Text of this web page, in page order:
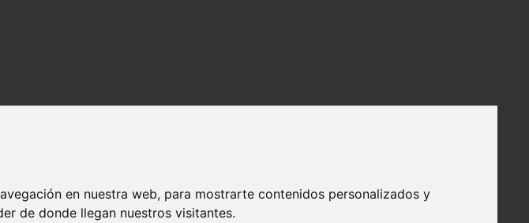
en nuestra web, para mostrarte contenidos personalizados y
de donde llegan nuestros visitantes.